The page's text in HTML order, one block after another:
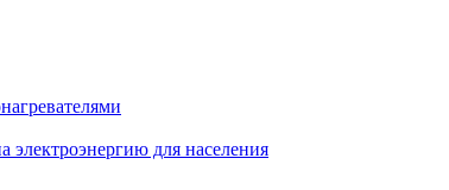
для населения